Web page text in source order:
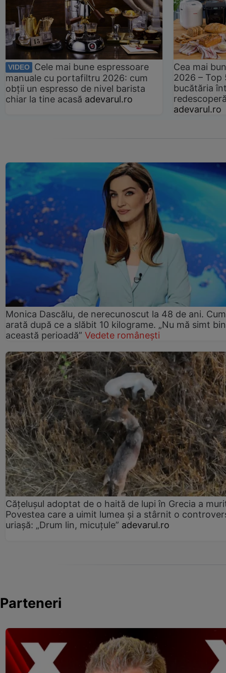
VIDEO
Cele mai bune espressoare
manuale cu portafiltru 2026: cum
obții un espresso de nivel barista
chiar la tine acasă adevarul.ro
Cea mai
2026 –
bucătăria
adevarul.ro
Monica Dascălu, de nerecunoscut la 48 de ani. Cum
arată după ce a slăbit 10 kilograme. „Nu mă simt
această perioadă” Vedete românești
Cățelușul adoptat de o haită de lupi în Grecia a
Povestea care a uimit lumea și a stârnit o
uriașă: „Drum lin, micuțule” adevarul.ro
Parteneri